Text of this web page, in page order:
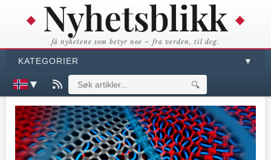
få nyhetene som betyr noe – fra verden, til deg.
KATEGORIER ▼
▼ 🔍